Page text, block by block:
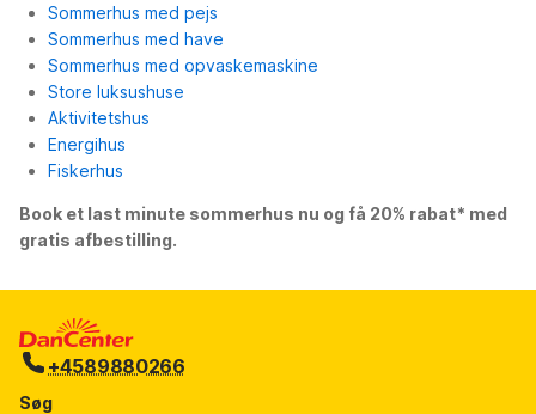
Sommerhus med pejs
Sommerhus med have
Sommerhus med opvaskemaskine
Store luksushuse
Aktivitetshus
Energihus
Fiskerhus
Book et last minute sommerhus nu og få 20% rabat* med
gratis afbestilling.
+4589880266
Søg